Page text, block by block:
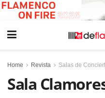
Home Revista Salas de
Sala